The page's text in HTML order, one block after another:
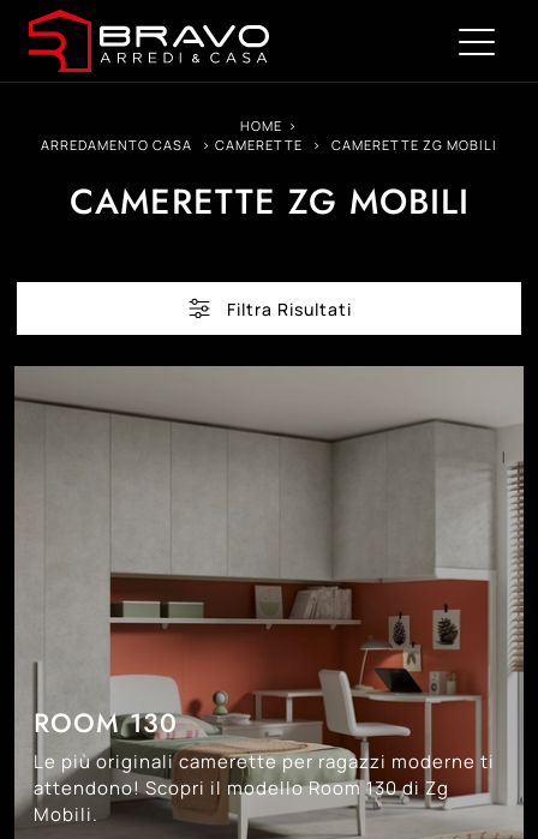
HOME >
ARREDAMENTO CASA
> CAMERETTE > CAMERETTE ZG MOBILI
CAMERETTE ZG MOBILI
Filtra Risultati
ROOM 130
Le più originali camerette per ragazzi moderne ti
attendono! Scopri il modello Room 130 di Zg
Mobili.